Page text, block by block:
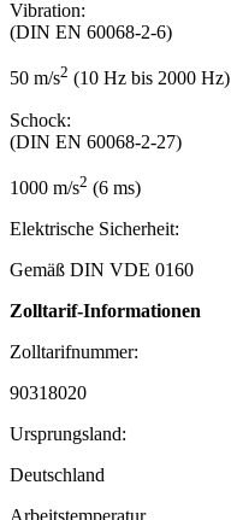
Vibration:
(DIN EN 60068-2-6)
50 m/s2 (10 Hz bis 2000 Hz)
Schock:
(DIN EN 60068-2-27)
1000 m/s2 (6 ms)
Elektrische Sicherheit:
Gemäß DIN VDE 0160
Zolltarif-Informationen
Zolltarifnummer:
90318020
Ursprungsland:
Deutschland
Arbeitstemperatur